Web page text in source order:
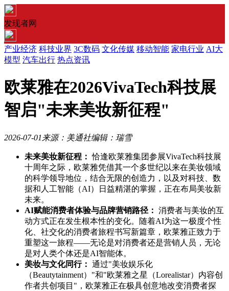
发现者网
产业经济 科技业界 3C数码 文化传媒 移动智能 家电行业 AI大
模型 汽车出行 热点资讯
欧莱雅在2026VivaTech科技展
智启"未来美妆新征程"
2026-07-01 来源：美通社编辑：瑞雪
未来美妆新征程： 恰逢欧莱雅集团参展VivaTech科技展
十周年之际，欧莱雅凭借其一个多世纪以来在美妆领域
的科学领导地位，结合无限的创造力，以及对科技、数
据和人工智能（AI）日益精湛的掌握，正在布局美妆新
未来。
AI赋能消费者体验与品牌营销路径： 消费者与美妆的互
动方式正在发生根本性的变化。随着AI为这一极度个性
化、社交化的消费者旅程书写新篇章，欧莱雅正致力于
重塑这一旅程——无论是对消费者还是营销人员，无论
是对人类个体还是AI智能体。
美妆与文化同行： 通过"美妆娱乐化
（Beautytainment）"和"欧莱雅之星（Lorealistar）内容创
作者共创项目"，欧莱雅正在极具创意地改变消费者探